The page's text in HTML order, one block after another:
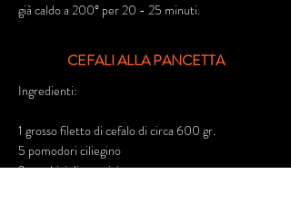
già caldo a 200° per 20 - 25 minuti.
CEFALI ALLA PANCETTA
Ingredienti:
1 grosso filetto di cefalo di circa 600 gr.
5 pomodori ciliegino
2 cucchiai di parmigiano